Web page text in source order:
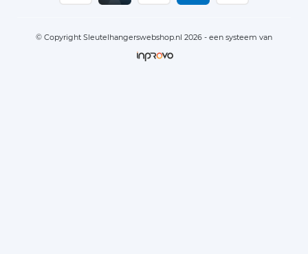
© Copyright Sleutelhangerswebshop.nl 2026 - een systeem van